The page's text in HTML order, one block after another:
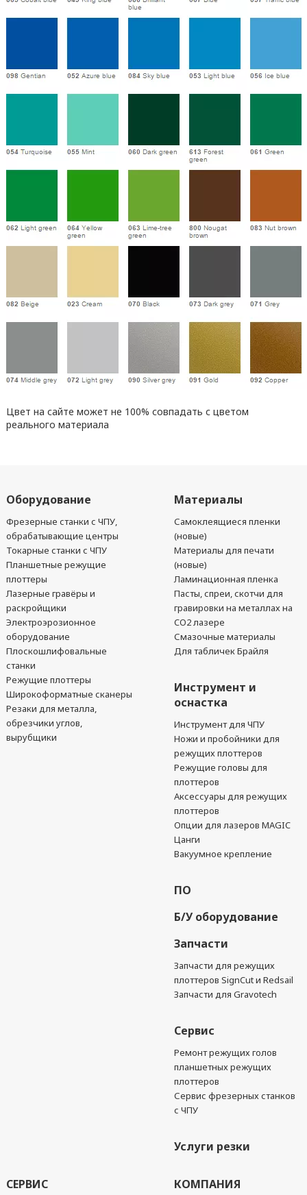
Цвет на сайте может не 100% совпадать с цветом
реального материала
Оборудование
Фрезерные станки с ЧПУ,
обрабатывающие центры
Токарные станки с ЧПУ
Планшетные режущие
плоттеры
Лазерные гравёры и
раскройщики
Электроэрозионное
оборудование
Плоскошлифовальные
станки
Режущие плоттеры
Широкоформатные сканеры
Резаки для металла,
обрезчики углов,
вырубщики
Материалы
Самоклеящиеся пленки
(новые)
Материалы для печати
(новые)
Ламинационная пленка
Пасты, спреи, скотчи для
гравировки на металлах на
CO2 лазере
Смазочные материалы
Для табличек Брайля
Инструмент и
оснастка
Инструмент для ЧПУ
Ножи и пробойники для
режущих плоттеров
Режущие головы для
плоттеров
Аксессуары для режущих
плоттеров
Опции для лазеров MAGIC
Цанги
Вакуумное крепление
ПО
Б/У оборудование
Запчасти
Запчасти для режущих
плоттеров SignCut и Redsail
Запчасти для Gravotech
Сервис
Ремонт режущих голов
планшетных режущих
плоттеров
Сервис фрезерных станков
с ЧПУ
Услуги резки
СЕРВИС КОМПАНИЯ